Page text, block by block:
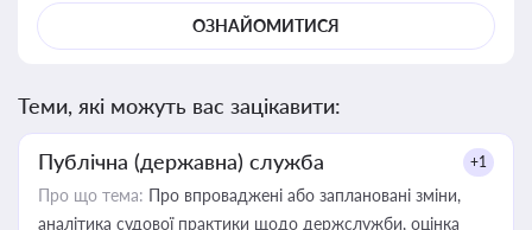
ОЗНАЙОМИТИСЯ
Теми, які можуть вас зацікавити:
Публічна (державна) служба +1
Про що тема: Про впроваджені або заплановані зміни,
аналітика судової практики щодо держслужби, оцінка